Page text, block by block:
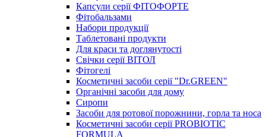
Капсули серії ФІТОФОРТЕ
Фітобальзами
Набори продукції
Таблетовані продукти
Для краси та доглянутості
Свічки серії ВІТОЛ
Фітогелі
Косметичні засоби серії "Dr.GREEN"
Органічні засоби для дому
Сиропи
Засоби для ротової порожнини, горла та носа
Косметичні засоби серії PROBIOTIC
FORMULA